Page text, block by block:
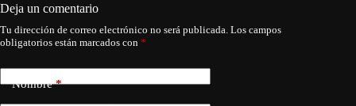
Deja un comentario
Tu dirección de correo electrónico no será publicada. Los campos
obligatorios están marcados con *
Nombre*